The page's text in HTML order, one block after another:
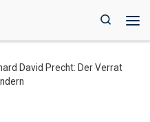
Search
David Precht: Der Verrat